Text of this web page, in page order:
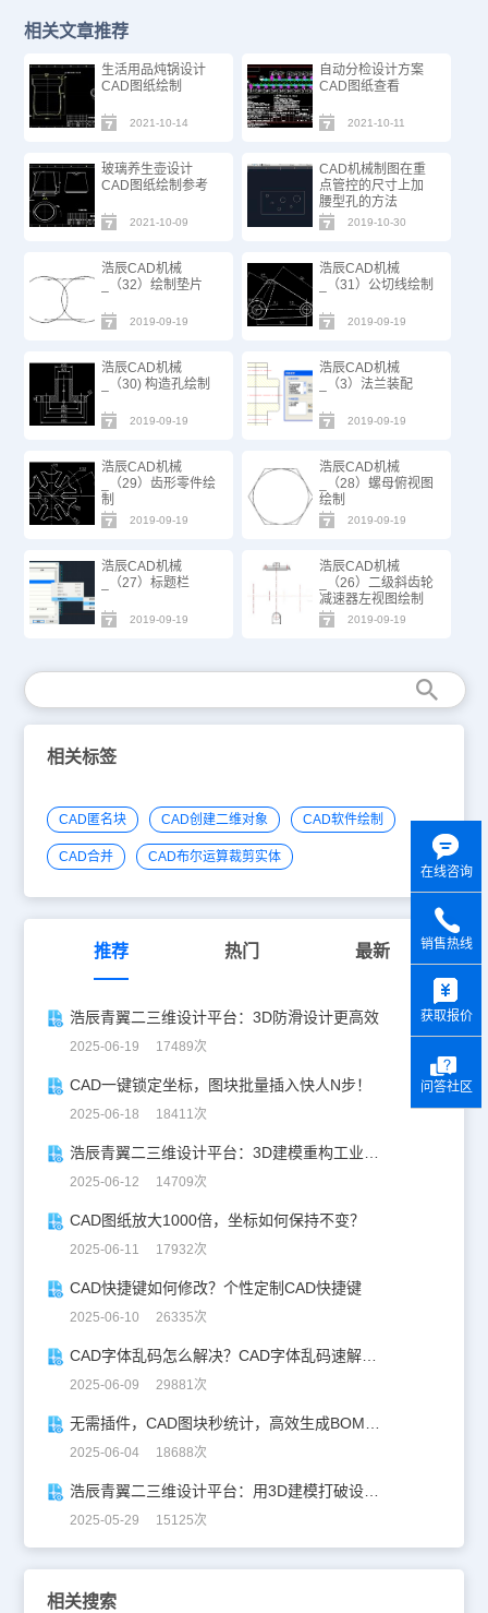
相关文章推荐
生活用品炖锅设计
CAD图纸绘制
2021-10-14
自动分检设计方案
CAD图纸查看
2021-10-11
玻璃养生壶设计
CAD图纸绘制参考
2021-10-09
CAD机械制图在重
点管控的尺寸上加
腰型孔的方法
2019-10-30
浩辰CAD机械
_（32）绘制垫片
2019-09-19
浩辰CAD机械
_（31）公切线绘制
2019-09-19
浩辰CAD机械
_（30) 构造孔绘制
2019-09-19
浩辰CAD机械
_（3）法兰装配
2019-09-19
浩辰CAD机械
_（29）齿形零件绘
制
2019-09-19
浩辰CAD机械
_（28）螺母俯视图
绘制
2019-09-19
浩辰CAD机械
_（27）标题栏
2019-09-19
浩辰CAD机械
_（26）二级斜齿轮
减速器左视图绘制
2019-09-19
相关标签
CAD匿名块 CAD创建二维对象 CAD软件绘制
CAD合并 CAD布尔运算裁剪实体
推荐 热门 最新
浩辰青翼二三维设计平台：3D防滑设计更高效
2025-06-19 17489次
CAD一键锁定坐标，图块批量插入快人N步！
2025-06-18 18411次
浩辰青翼二三维设计平台：3D建模重构工业美学
2025-06-12 14709次
CAD图纸放大1000倍，坐标如何保持不变？
2025-06-11 17932次
CAD快捷键如何修改？个性定制CAD快捷键
2025-06-10 26335次
CAD字体乱码怎么解决？CAD字体乱码速解指南
2025-06-09 29881次
无需插件，CAD图块秒统计，高效生成BOM表！
2025-06-04 18688次
浩辰青翼二三维设计平台：用3D建模打破设计边界
2025-05-29 15125次
相关搜索
在线咨询
销售热线
获取报价
问答社区